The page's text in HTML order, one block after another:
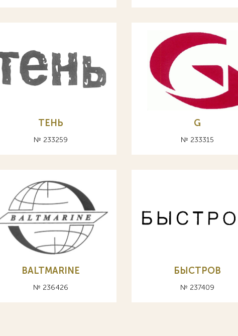
ТЕНЬ
№ 233259
G
№ 233315
BALTMARINE
№ 236426
БЫСТРОВ
№ 237409